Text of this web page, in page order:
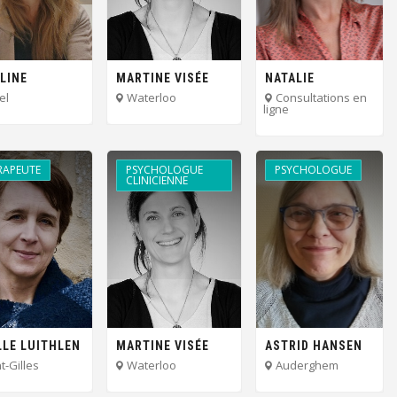
MARTINE VISÉE
Waterloo
NATALIE
SCHURMANN
Consultations en
ligne
LUITHLEN
Gilles
PSYCHOLOGUE
CLINICIENNE
MARTINE VISÉE
Waterloo
PSYCHOLOGUE
ASTRID HANSEN
Auderghem